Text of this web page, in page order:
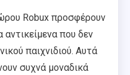
Robux προσφέρουν
που δεν
παιχνιδιού. Αυτά
συχνά μοναδικά